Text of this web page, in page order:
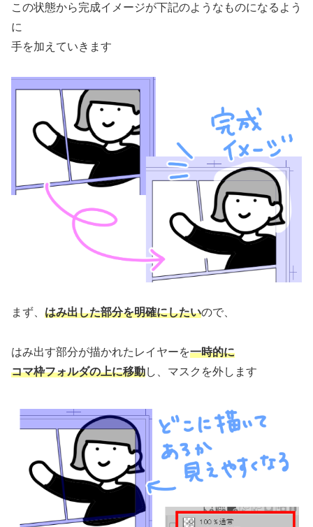
この状態から完成イメージが下記のようなものになるよう
に
手を加えていきます
まず、 はみ出した部分を明確にしたいので、
はみ出す部分が描かれたレイヤーを一時的に
コマ枠フォルダの上に移動し、マスクを外します